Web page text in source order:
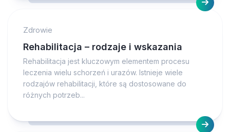
Zdrowie
Rehabilitacja – rodzaje i wskazania
Rehabilitacja jest kluczowym elementem procesu
leczenia wielu schorzeń i urazów. Istnieje wiele
rodzajów rehabilitacji, które są dostosowane do
różnych potrzeb...